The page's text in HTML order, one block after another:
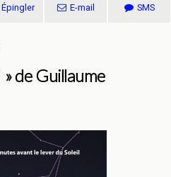
Épingler E-mail SMS
» de Guillaume